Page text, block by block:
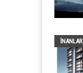
İNANLAR